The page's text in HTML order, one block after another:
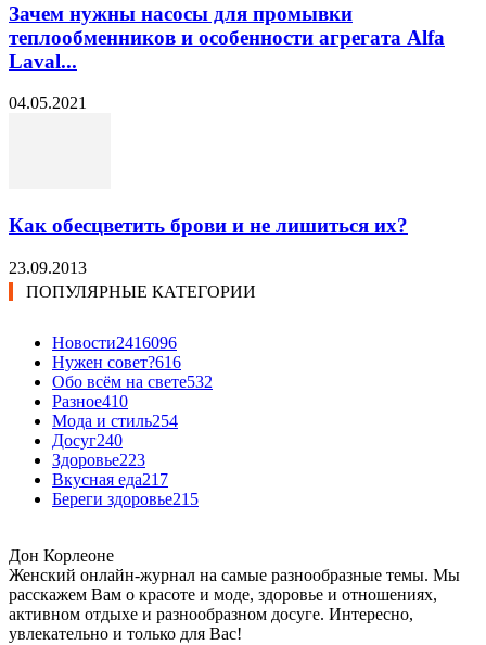
Зачем нужны насосы для промывки
теплообменников и особенности агрегата Alfa
Laval...
04.05.2021
Как обесцветить брови и не лишиться их?
23.09.2013
ПОПУЛЯРНЫЕ КАТЕГОРИИ
Новости2416096
Нужен совет?616
Обо всём на свете532
Разное410
Мода и стиль254
Досуг240
Здоровье223
Вкусная еда217
Береги здоровье215
Дон Корлеоне
Женский онлайн-журнал на самые разнообразные темы. Мы
расскажем Вам о красоте и моде, здоровье и отношениях,
активном отдыхе и разнообразном досуге. Интересно,
увлекательно и только для Вас!